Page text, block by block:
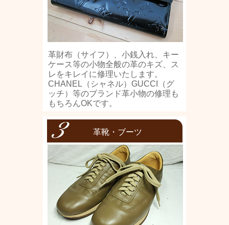
革財布（サイフ）、小銭入れ、キー
ケース等の小物全般の革のキズ、ス
レをキレイに修理いたします。
CHANEL（シャネル）GUCCI（グ
ッチ）等のブランド革小物の修理も
もちろんOKです。
革靴・ブーツ